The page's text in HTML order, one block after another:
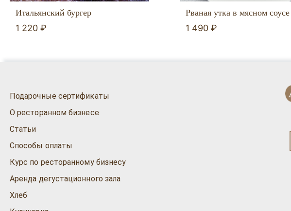
Итальянский бургер
1 220 ₽
Рваная утка в мясном соусе
1 490 ₽
Подарочные сертификаты
О ресторанном бизнесе
Статьи
Способы оплаты
Курс по ресторанному бизнесу
Аренда дегустационного зала
Хлеб